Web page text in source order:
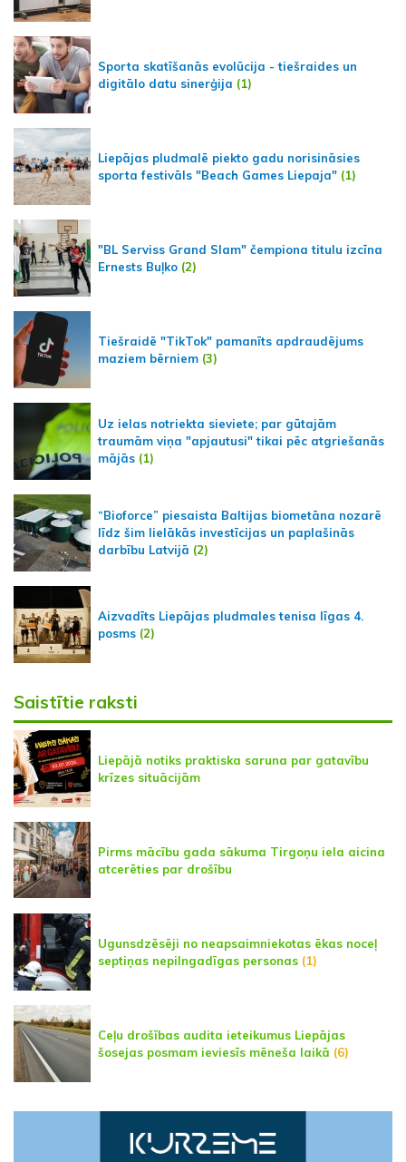
Sporta skatīšanās evolūcija - tiešraides un
digitālo datu sinerģija (1)
Liepājas pludmalē piekto gadu norisināsies
sporta festivāls "Beach Games Liepaja" (1)
"BL Serviss Grand Slam" čempiona titulu izcīna
Ernests Buļko (2)
Tiešraidē "TikTok" pamanīts apdraudējums
maziem bērniem (3)
Uz ielas notriekta sieviete; par gūtajām
traumām viņa "apjautusi" tikai pēc atgriešanās
mājās (1)
“Bioforce” piesaista Baltijas biometāna nozarē
līdz šim lielākās investīcijas un paplašinās
darbību Latvijā (2)
Aizvadīts Liepājas pludmales tenisa līgas 4.
posms (2)
Saistītie raksti
Liepājā notiks praktiska saruna par gatavību
krīzes situācijām
Pirms mācību gada sākuma Tirgoņu iela aicina
atcerēties par drošību
Ugunsdzēsēji no neapsaimniekotas ēkas noceļ
septiņas nepilngadīgas personas (1)
Ceļu drošības audita ieteikumus Liepājas
šosejas posmam ieviesīs mēneša laikā (6)